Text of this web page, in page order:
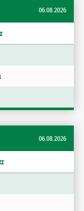
06.08.2026
06.08.2026